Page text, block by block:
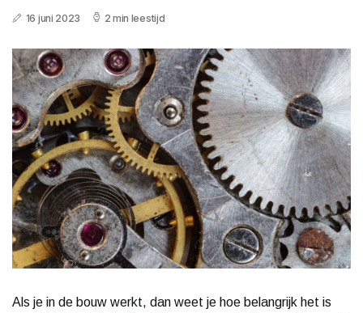
16 juni 2023 2 min leestijd
Als je in de bouw werkt, dan weet je hoe belangrijk het is